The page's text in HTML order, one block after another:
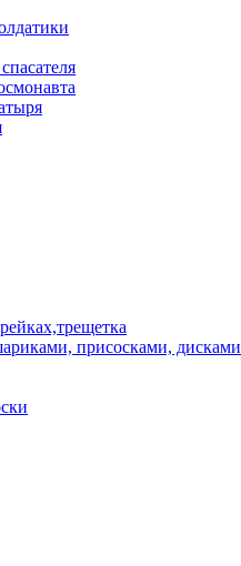
присосками, дисками